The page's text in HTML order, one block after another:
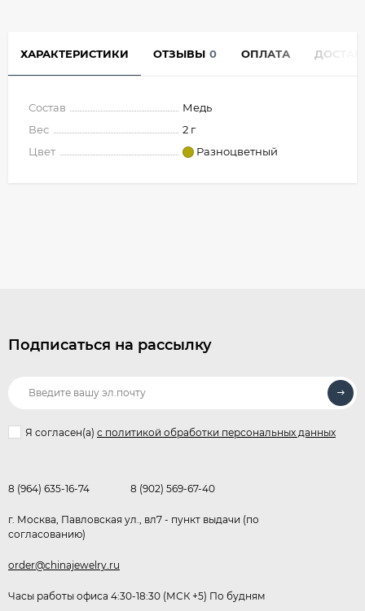
ХАРАКТЕРИСТИКИ ОТЗЫВЫ 0 ОПЛАТА
Состав
Медь
Вес
2 г
Цвет
Разноцветный
Подписаться на рассылку
Я согласен(a) с политикой обработки персональных данных
8 (964) 635-16-74 8 (902) 569-67-40
г. Москва, Павловская ул., вл7 - пункт выдачи (по
согласованию)
order@chinajewelry.ru
Часы работы офиса 4:30-18:30 (МСК +5) По будням